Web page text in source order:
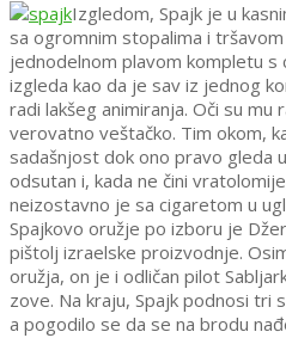
Izgledom, Spajk je u
sa ogromnim stopalima i
jednodelnom plavom kompletu s
izgleda kao da je sav iz jednog
radi lakšeg animiranja. Oči su
verovatno veštačko. Tim okom,
sadašnjost dok ono pravo gleda
odsutan i, kada ne čini
neizostavno je sa cigaretom u
Spajkovo oružje po izboru je
pištolj izraelske proizvodnje.
oružja, on je i odličan pilot
zove. Na kraju, Spajk podnosi tri
a pogodilo se da se na brodu